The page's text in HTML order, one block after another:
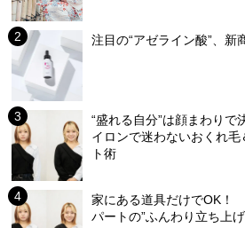
注目の“アゼライン酸”、新
“盛れる自分”は顔まわり
イロンで迷わないおくれ
ト術
家にある道具だけでOK！
パートの”ふんわり立ち上